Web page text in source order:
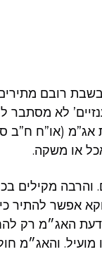
בשבת רובם
לא מסתבר
(או”ח ח”ב סי’
או משקה.
והרבה מקילים
אפשר להתיר
האג״מ רק
מועיל. והאג״מ